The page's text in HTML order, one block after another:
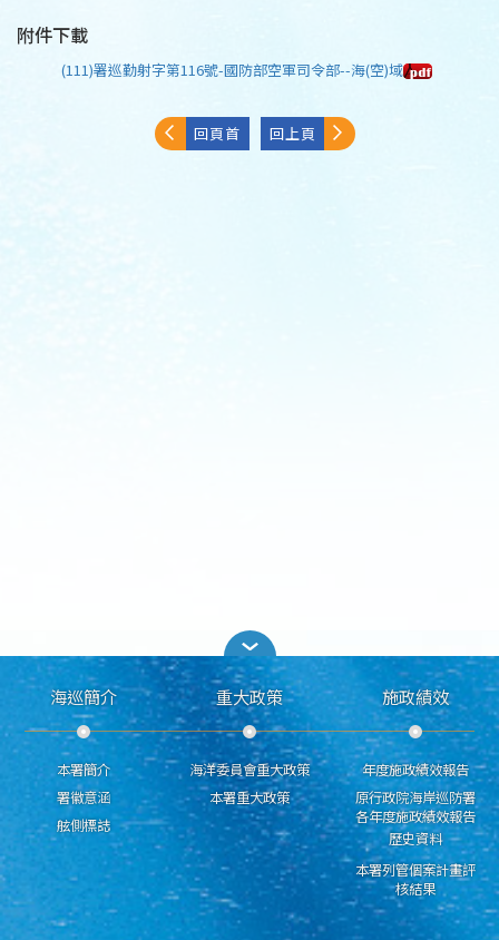
附件下載
(111)署巡勤射字第116號-國防部空軍司令部--海(空)域
回頁首 回上頁
海巡簡介
本署簡介
署徽意涵
舷側標誌
重大政策
海洋委員會重大政策
本署重大政策
施政績效
年度施政績效報告
原行政院海岸巡防署
各年度施政績效報告
歷史資料
本署列管個案計畫評
核結果